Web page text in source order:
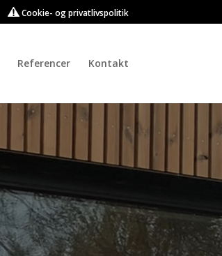
Cookie- og privatlivspolitik
Referencer Kontakt